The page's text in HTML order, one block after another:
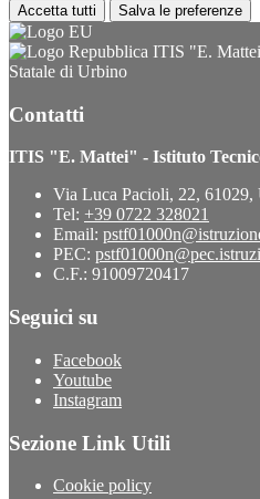
Accetta tutti Salva le preferenze
ITIS "E.
Statale di Urbino
Contatti
ITIS "E. Mattei" - Istituto
Via Luca Pacioli, 22,
Tel: +39 0722 328021
Email:
PEC:
C.F.: 91009720417
Seguici su
Facebook
Youtube
Instagram
Sezione Link Utili
Cookie policy